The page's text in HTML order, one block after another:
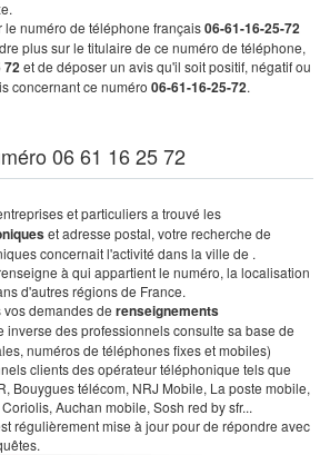
le numéro de téléphone français06-61-16-25-72
plus sur le titulaire de ce numéro de téléphone,
72et de déposer un avis qu'il soit positif, négatif ou
concernant ce numéro 06-61-16-25-72.
06 61 16 25 72
et particuliers a trouvé les
et adresse postal, votre recherche de
concernait l'activité dans la ville de .
à qui appartient le numéro, la localisation
d'autres régions de France.
demandes de renseignements
inverse des professionnels consulte sa base de
numéros de téléphones fixes et mobiles)
clients des opérateur téléphonique tels que
Bouygues télécom, NRJ Mobile, La poste mobile,
Auchan mobile, Sosh red by sfr...
régulièrement mise à jour pour de répondre avec